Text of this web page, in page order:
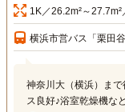
1K／26.2m²～
横浜市営バス「栗田
神奈川大（横浜）ま
ス良好♪浴室乾燥機な